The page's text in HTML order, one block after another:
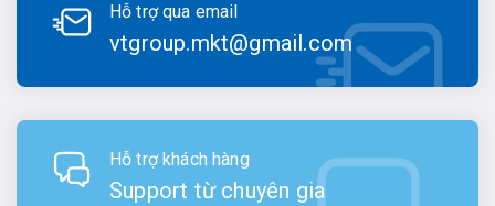
Hỗ trợ qua email
vtgroup.mkt@gmail.com
Hỗ trợ khách hàng
Support từ chuyên gia